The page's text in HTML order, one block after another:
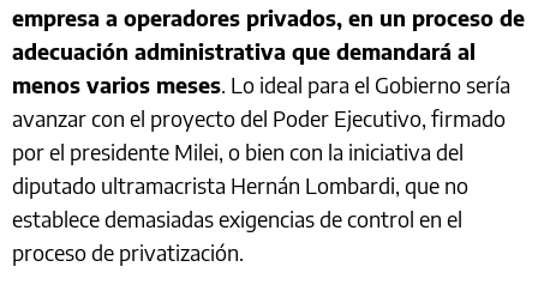
empresa a operadores privados, en un proceso de
adecuación administrativa que demandará al
menos varios meses. Lo ideal para el Gobierno sería
avanzar con el proyecto del Poder Ejecutivo, firmado
por el presidente Milei, o bien con la iniciativa del
diputado ultramacrista Hernán Lombardi, que no
establece demasiadas exigencias de control en el
proceso de privatización.